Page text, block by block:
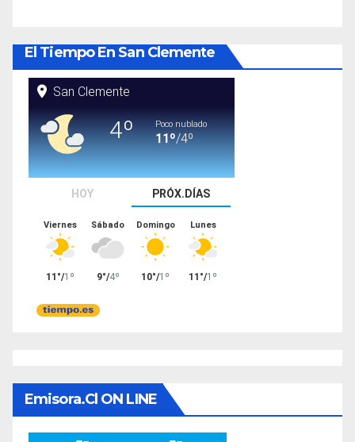
El Tiempo En San Clemente
Emisora.cl ON LINE